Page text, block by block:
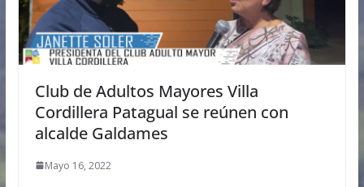
Club de Adultos Mayores Villa
Cordillera Patagual se reúnen con
alcalde Galdames
Mayo 16, 2022